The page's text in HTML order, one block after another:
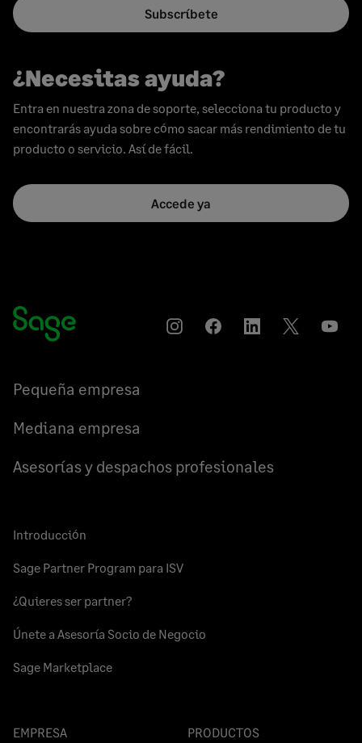
Subscríbete
¿Necesitas ayuda?
Entra en nuestra zona de soporte, selecciona tu producto y
encontrarás ayuda sobre cómo sacar más rendimiento de tu
producto o servicio. Así de fácil.
Accede ya
InstagramCompartirCompartirCompartir
Pequeña empresa
Mediana empresa
Asesorías y despachos profesionales
Introducción
Sage Partner Program para ISV
¿Quieres ser partner?
Únete a Asesoría Socio de Negocio
Sage Marketplace
EMPRESA PRODUCTOS